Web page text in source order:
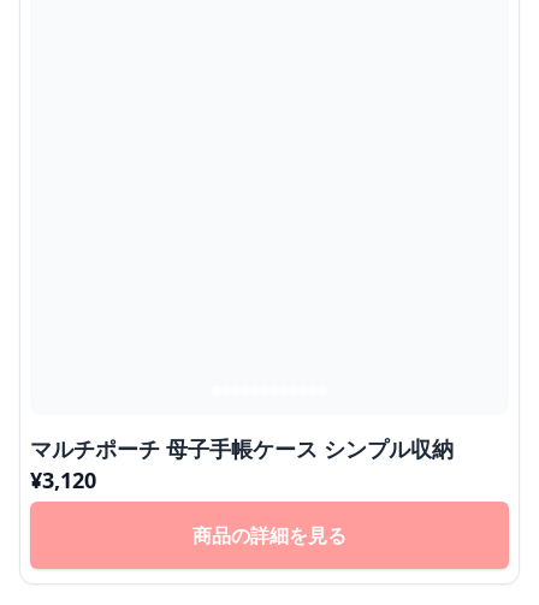
マルチポーチ 母子手帳ケース シンプル収納
¥3,120
商品の詳細を見る